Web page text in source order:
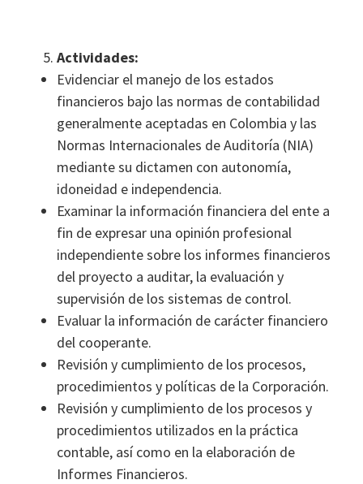
Actividades:
Evidenciar el manejo de los estados
financieros bajo las normas de contabilidad
generalmente aceptadas en Colombia y las
Normas Internacionales de Auditoría (NIA)
mediante su dictamen con autonomía,
idoneidad e independencia.
Examinar la información financiera del ente a
fin de expresar una opinión profesional
independiente sobre los informes financieros
del proyecto a auditar, la evaluación y
supervisión de los sistemas de control.
Evaluar la información de carácter financiero
del cooperante.
Revisión y cumplimiento de los procesos,
procedimientos y políticas de la Corporación.
Revisión y cumplimiento de los procesos y
procedimientos utilizados en la práctica
contable, así como en la elaboración de
Informes Financieros.